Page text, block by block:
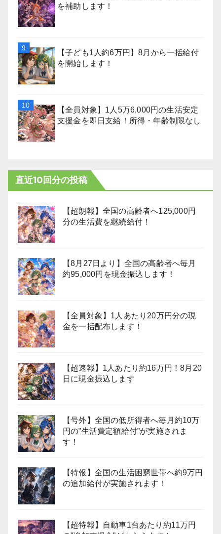
を補助します！
【子ども1人約6万円】8月から一括給付
を開始します！
【全員対象】1人5万6,000円の生活安定
支援金を即日支給！所得・年齢制限なし
直近10回分の投稿
【超朗報】全国の高齢者へ125,000円
分の生活費を継続給付！
【8月27日より】全国の高齢者へ毎月
約95,000円を現金振込します！
【全員対象】1人あたり20万円分の現
金を一括配布します！
【超速報】1人あたり約16万円！8月20
日に現金振込します
【号外】全国の低所得者へ毎月約10万
円の”生活費定額給付”が実施されま
す！
【特報】全国の生活困窮世帯へ約9万円
の追加給付が実施されます！
【超特報】自動車1台あたり約11万円